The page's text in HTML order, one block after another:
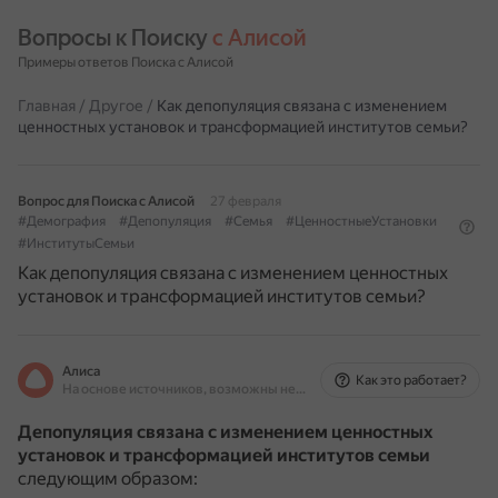
Вопросы к Поиску с Алисой
Примеры ответов Поиска с Алисой
Главная / Другое / Как депопуляция связана с изменением
ценностных установок и трансформацией институтов семьи?
Вопрос для Поиска с Алисой
27 февраля
#Демография
#Депопуляция #Семья
#ЦенностныеУстановки
#ИнститутыСемьи
Как депопуляция связана с изменением ценностных
установок и трансформацией институтов семьи?
Алиса
На основе источников, возможны неточности
Как это работает?
Депопуляция связана с изменением ценностных
установок и трансформацией институтов семьи
следующим образом: